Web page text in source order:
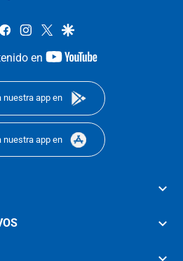
facebookinstagram
twittergoogle
en
youtube-
nuestra app en
nuestra app en